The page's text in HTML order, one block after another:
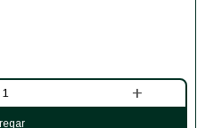
+